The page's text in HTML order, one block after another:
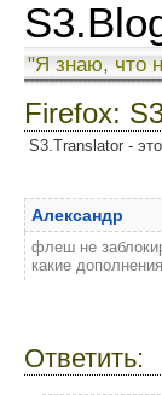
"Я знаю, что
Firefox:
S3.Translator -
Александр
флеш не
какие
Ответить: